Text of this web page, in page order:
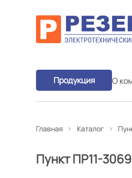
Продукция О
Главная Каталог
Пункт ПР11-